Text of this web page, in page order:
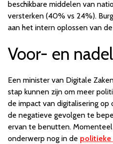
beschikbare middelen van
versterken (40% vs 24%).
aan het intern oplossen van
Voor- en
Een minister van Digitale
stap kunnen zijn om meer
de impact van digitalisering op
de negatieve gevolgen te
ervan te benutten.
onderwerp nog in de politieke